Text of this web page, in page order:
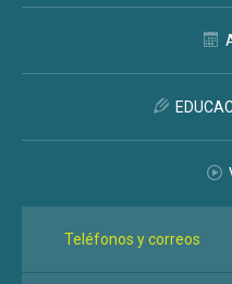
Teléfonos y correos